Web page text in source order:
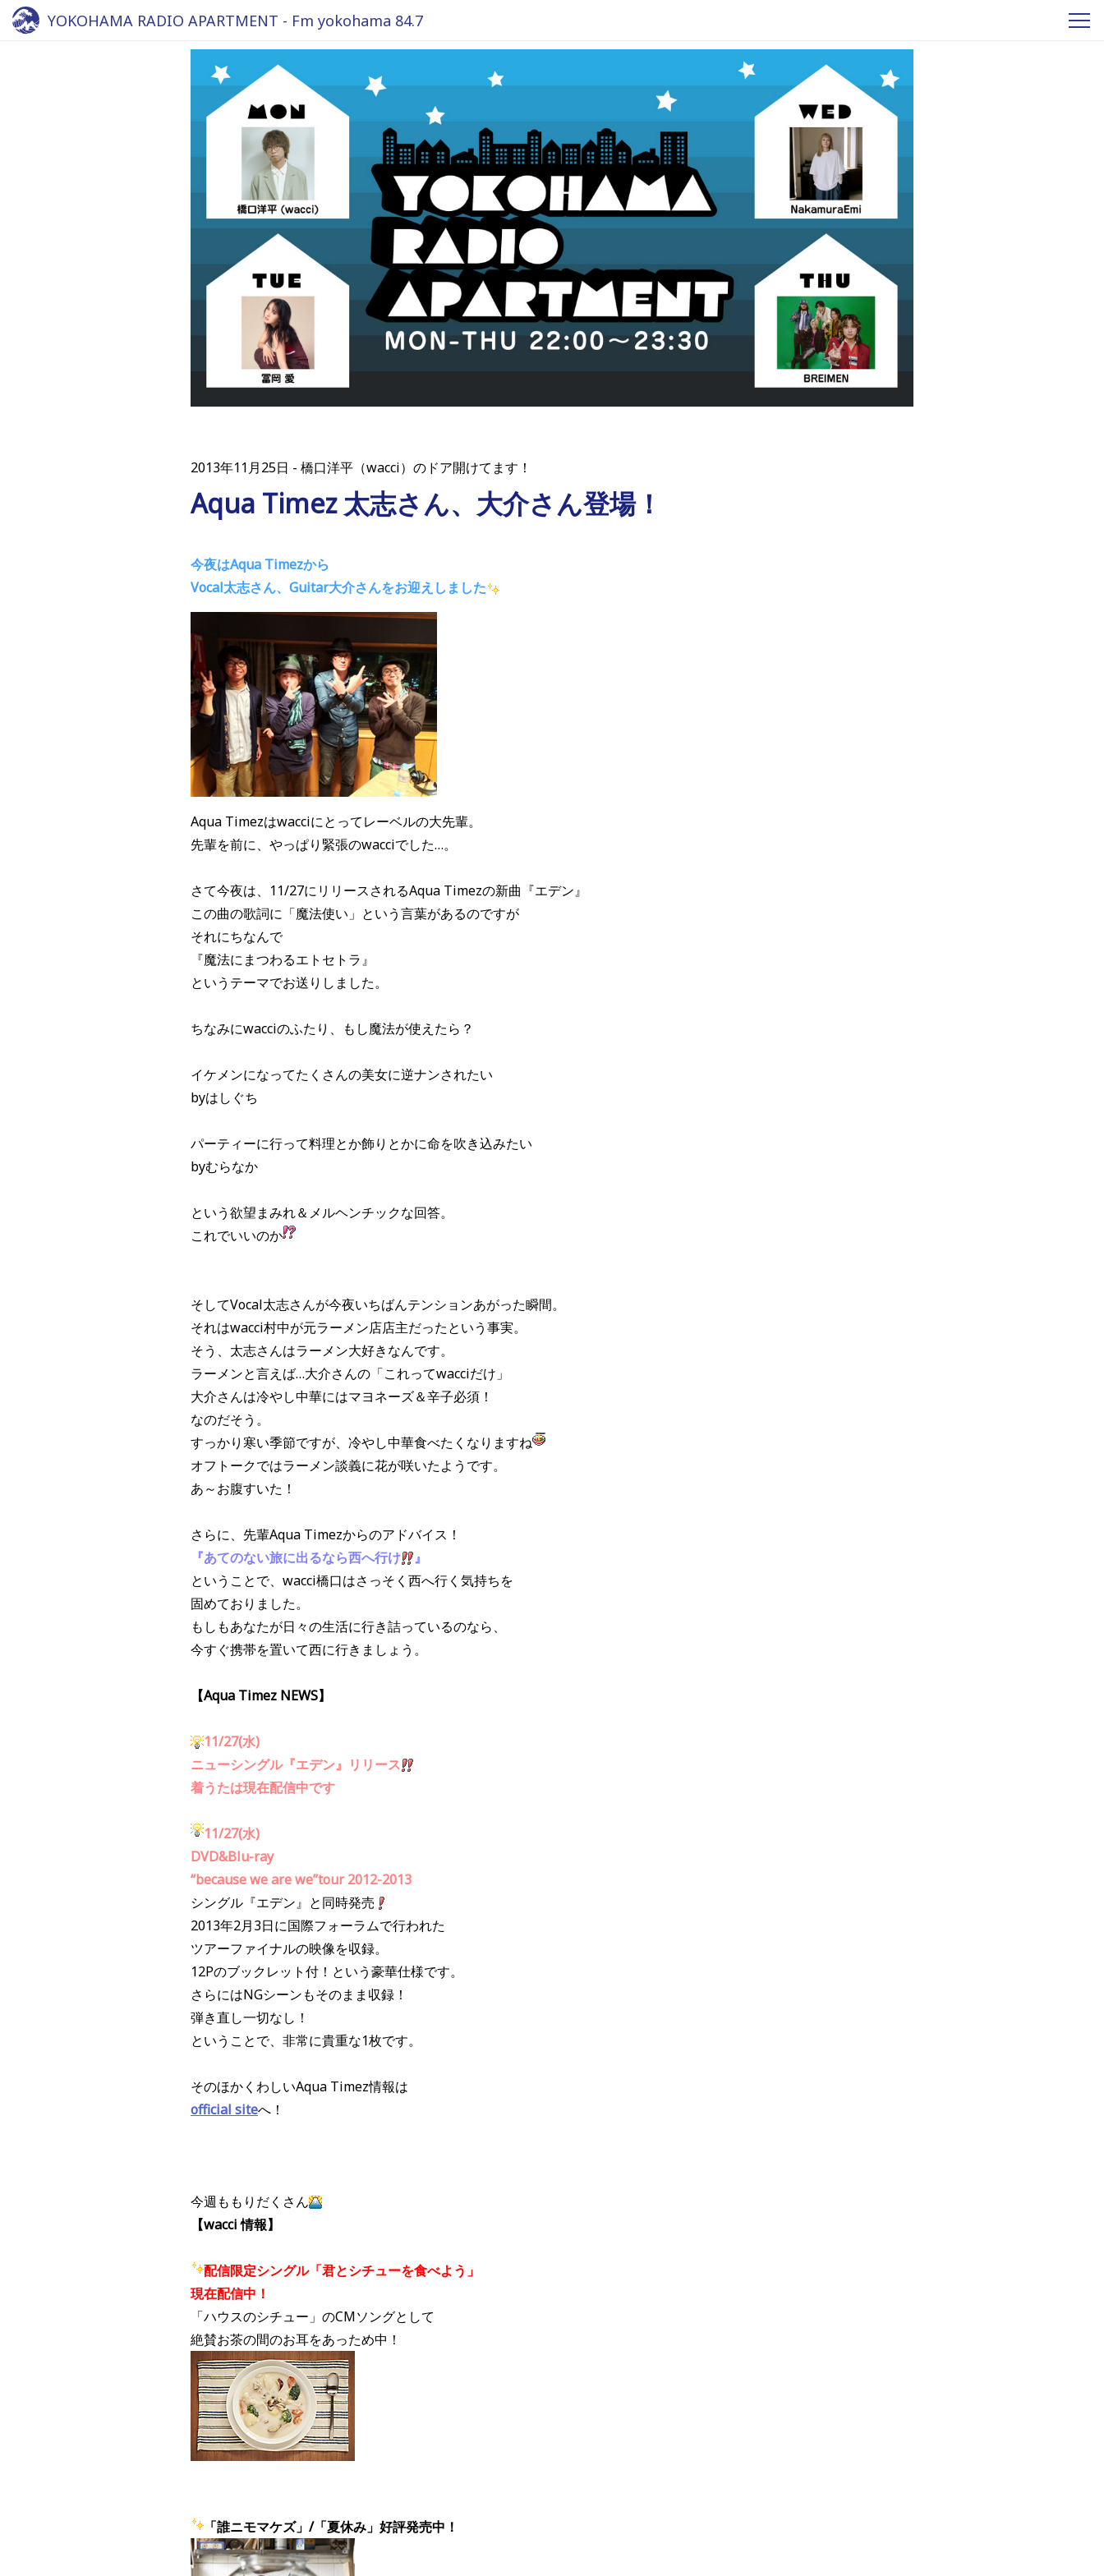
YOKOHAMA RADIO APARTMENT - Fm yokohama 84.7
2013年11月25日 橋口洋平（wacci）のドア開けてます！
Aqua Timez 太志さん、大介さん登場！
今夜はAqua Timezから
Vocal太志さん、Guitar大介さんをお迎えしました
Aqua Timezはwacciにとってレーベルの大先輩。
先輩を前に、やっぱり緊張のwacciでした…。
さて今夜は、11/27にリリースされるAqua Timezの新曲『エデン』
この曲の歌詞に「魔法使い」という言葉があるのですが
それにちなんで
『魔法にまつわるエトセトラ』
というテーマでお送りしました。
ちなみにwacciのふたり、もし魔法が使えたら？
イケメンになってたくさんの美女に逆ナンされたい
byはしぐち
パーティーに行って料理とか飾りとかに命を吹き込みたい
byむらなか
という欲望まみれ＆メルヘンチックな回答。
これでいいのか
そしてVocal太志さんが今夜いちばんテンションあがった瞬間。
それはwacci村中が元ラーメン店店主だったという事実。
そう、太志さんはラーメン大好きなんです。
ラーメンと言えば…大介さんの「これってwacciだけ」
大介さんは冷やし中華にはマヨネーズ＆辛子必須！
なのだそう。
すっかり寒い季節ですが、冷やし中華食べたくなりますね
オフトークではラーメン談義に花が咲いたようです。
あ～お腹すいた！
さらに、先輩Aqua Timezからのアドバイス！
『あてのない旅に出るなら西へ行け
』
ということで、wacci橋口はさっそく西へ行く気持ちを
固めておりました。
もしもあなたが日々の生活に行き詰っているのなら、
今すぐ携帯を置いて西に行きましょう。
【Aqua Timez NEWS】
11/27(水)
ニューシングル『エデン』リリース
着うたは現在配信中です
11/27(水)
DVD&Blu-ray
“because we are we”tour 2012-2013
シングル『エデン』と同時発売
2013年2月3日に国際フォーラムで行われた
ツアーファイナルの映像を収録。
12Pのブックレット付！という豪華仕様です。
さらにはNGシーンもそのまま収録！
弾き直し一切なし！
ということで、非常に貴重な1枚です。
そのほかくわしいAqua Timez情報は
official siteへ！
今週ももりだくさん
【wacci 情報】
配信限定シングル「君とシチューを食べよう」
現在配信中！
「ハウスのシチュー」のCMソングとして
絶賛お茶の間のお耳をあっため中！
「誰ニモマケズ」/「夏休み」好評発売中！